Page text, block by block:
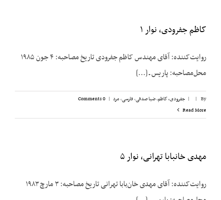
کاظم جفرودی، نوار ۱
روایت‌کننده: آقای مهندس کاظم جفرودی تاریخ مصاحبه: ۴ جون ۱۹۸۵
محل‌مصاحبه: پاریس ـ [...]
By
|
| جفرودی، کاظم,ضیا صدقی,فارسی,مرد |
0 Comments
Read More
مهدی خانبابا تهرانی، نوار ۵
روایت‌کننده: آقای مهدی خان‌بابا تهرانی تاریخ مصاحبه: ۳ مارچ ۱۹۸۳